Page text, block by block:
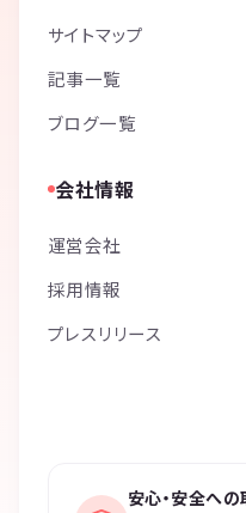
サイトマップ
記事一覧
ブログ一覧
会社情報
運営会社
採用情報
プレスリリース
安心・安全への